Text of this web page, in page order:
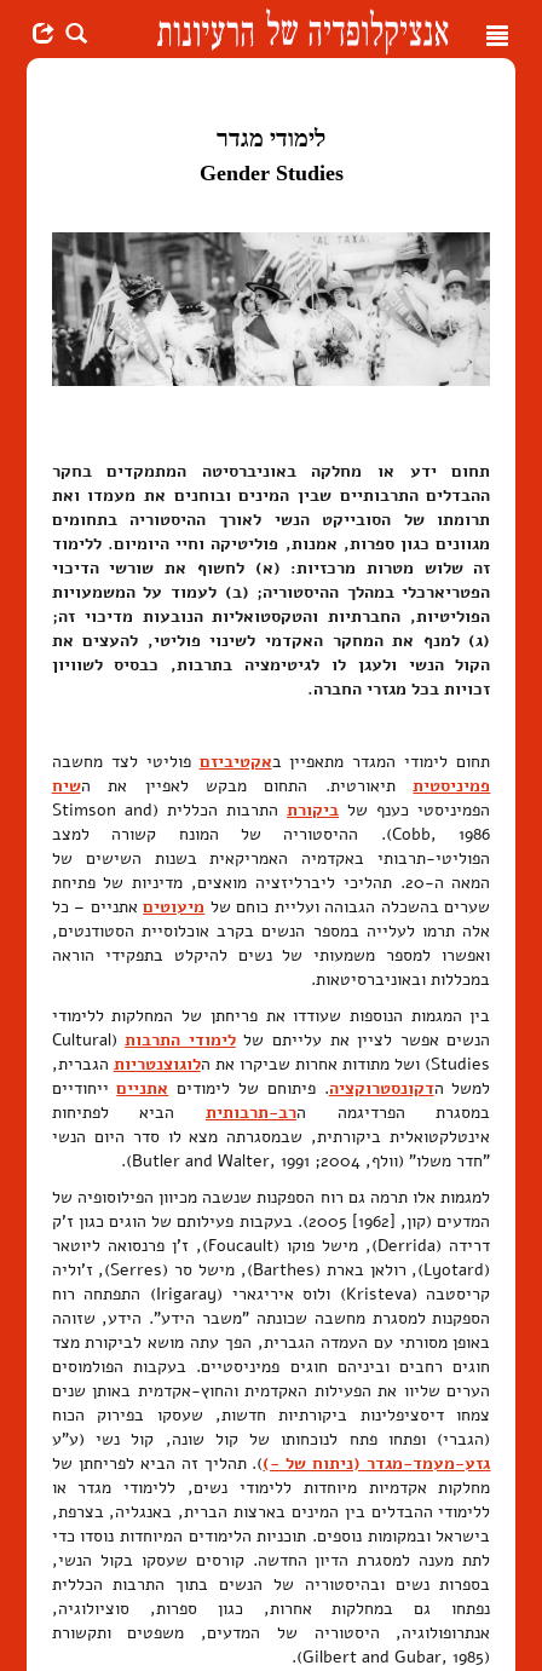
Toggle
לימודי מגדר
Gender Studies
תחום ידע או מחלקה באוניברסיטה המתמקדים בחקר
ההבדלים התרבותיים שבין המינים ובוחנים את מעמדו ואת
תרומתו של הסובייקט הנשי לאורך ההיסטוריה בתחומים
מגוונים כגון ספרות, אמנות, פוליטיקה וחיי היומיום. ללימוד
זה שלוש מטרות מרכזיות: (א) לחשוף את שורשי הדיכוי
הפטריארכלי במהלך ההיסטוריה; (ב) לעמוד על המשמעויות
הפוליטיות, החברתיות והטקסטואליות הנובעות מדיכוי זה;
(ג) למנף את המחקר האקדמי לשינוי פוליטי, להעצים את
הקול הנשי ולעגן לו לגיטימציה בתרבות, כבסיס לשוויון
זכויות בכל מגזרי החברה.
תחום לימודי המגדר מתאפיין באקטיביזם פוליטי לצד מחשבה
פמיניסטיתתיאורטית. התחום מבקש לאפיין את השיח
הפמיניסטי כענף של ביקורת
התרבות הכללית (Stimson and
Cobb, 1986). ההיסטוריה של המונח קשורה למצב
הפוליטי-תרבותי באקדמיה האמריקאית בשנות השישים של
המאה ה-20. תהליכי ליברליזציה מואצים, מדיניות של פתיחת
שערים בהשכלה הגבוהה ועליית כוחם של מיעוטיםאתניים – כל
אלה תרמו לעלייה במספר הנשים בקרב אוכלוסיית הסטודנטים,
ואפשרו למספר משמעותי של נשים להיקלט בתפקידי הוראה
במכללות ובאוניברסיטאות.
בין המגמות הנוספות שעודדו את פריחתן של המחלקות ללימודי
הנשים אפשר לציין את עלייתם שללימודי התרבות
(Cultural
Studies) ושל מתודות אחרות שביקרו את ה
לוגוצנטריות הגברית,
למשל הדקונסטרוקציה. פיתוחם של לימודים אתנייםייחודיים
במסגרת הפרדיגמה הרב-תרבותית הביא לפתיחות
אינטלקטואלית ביקורתית, שבמסגרתה מצא לו סדר היום הנשי
"חדר משלו" (וולף, 2004; Butler and Walter, 1991).
למגמות אלו תרמה גם רוח הספקנות שנשבה מכיוון הפילוסופיה של
המדעים (קון, [1962] 2005). בעקבות פעילותם של הוגים כגון ז'ק
דרידה (Derrida), מישל פוקו (Foucault), ז'ן פרנסואה ליוטאר
(Lyotard), רולאן בארת (Barthes), מישל סר (Serres), ז'וליה
קריסטבה (Kristeva) ולוס איריגארי (Irigaray) התפתחה רוח
הספקנות למסגרת מחשבה שכונתה "משבר הידע". הידע, שזוהה
באופן מסורתי עם העמדה הגברית, הפך עתה מושא לביקורת מצד
חוגים רחבים וביניהם חוגים פמיניסטיים. בעקבות הפולמוסים
הערים שליוו את הפעילות האקדמית והחוץ-אקדמית באותן שנים
צמחו דיסציפלינות ביקורתיות חדשות, שעסקו בפירוק הכוח
(הגברי) ופתחו פתח לנוכחותו של קול שונה, קול נשי (ע"ע
גזע-מעמד-מגדר (ניתוח של -)). תהליך זה הביא לפריחתן של
מחלקות אקדמיות מיוחדות ללימודי נשים, ללימודי מגדר או
ללימודי ההבדלים בין המינים בארצות הברית, באנגליה, בצרפת,
בישראל ובמקומות נוספים. תוכניות הלימודים המיוחדות נוסדו כדי
לתת מענה למסגרת הדיון החדשה. קורסים שעסקו בקול הנשי,
בספרות נשים ובהיסטוריה של הנשים בתוך התרבות הכללית
נפתחו גם במחלקות אחרות, כגון ספרות, סוציולוגיה,
אנתרופולוגיה, היסטוריה של המדעים, משפטים ותקשורת
(Gilbert and Gubar, 1985).